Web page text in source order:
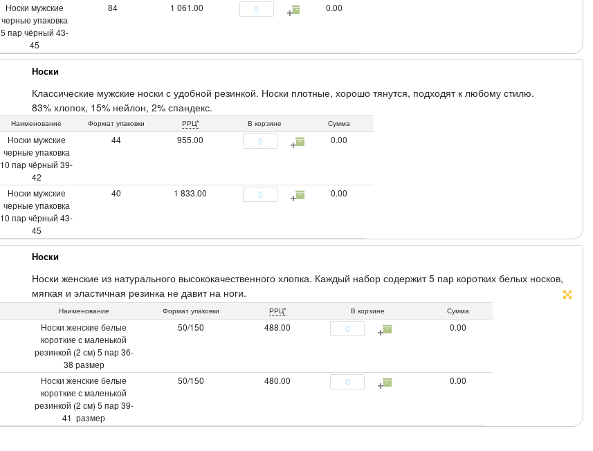
Носки мужские
черные упаковка
5 пар чёрный 43-
45
84 1 061.00 0.00
Носки
Классические мужские носки с удобной резинкой. Носки плотные, хорошо тянутся, подходят к любому стилю.
83% хлопок, 15% нейлон, 2% спандекс.
Наименование Формат упаковки РРЦ* В корзине Сумма
Носки мужские
черные упаковка
10 пар чёрный 39-
42
44 955.00 0.00
Носки мужские
черные упаковка
10 пар чёрный 43-
45
40 1 833.00 0.00
Носки
Носки женские из натурального высококачественного хлопка. Каждый набор содержит 5 пар коротких белых носков,
мягкая и эластичная резинка не давит на ноги.
68% хлопок, 29% полиэстер, 3% спандекс.
Наименование Формат упаковки РРЦ* В корзине Сумма
Носки женские белые
короткие с маленькой
резинкой (2 см) 5 пар 36-
38 размер
50/150 488.00 0.00
Носки женские белые
короткие с маленькой
резинкой (2 см) 5 пар 39-
41 размер
50/150 480.00 0.00